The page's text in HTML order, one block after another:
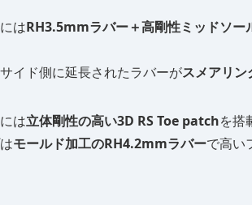
はRH3.5mmラバー＋高剛性ミッドソー
イド側に延長されたラバーがスメアリ
は立体剛性の高い3D RS Toe patchを搭
モールド加工のRH4.2mmラバーで高い